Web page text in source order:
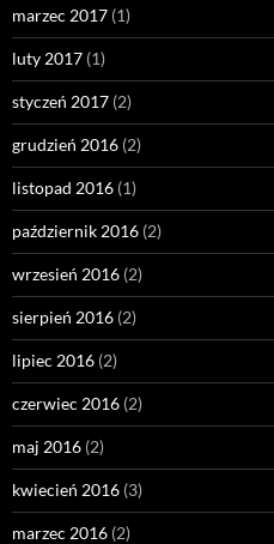
marzec 2017 (1)
luty 2017 (1)
styczeń 2017 (2)
grudzień 2016 (2)
listopad 2016 (1)
październik 2016 (2)
wrzesień 2016 (2)
sierpień 2016 (2)
lipiec 2016 (2)
czerwiec 2016 (2)
maj 2016 (2)
kwiecień 2016 (3)
marzec 2016 (2)